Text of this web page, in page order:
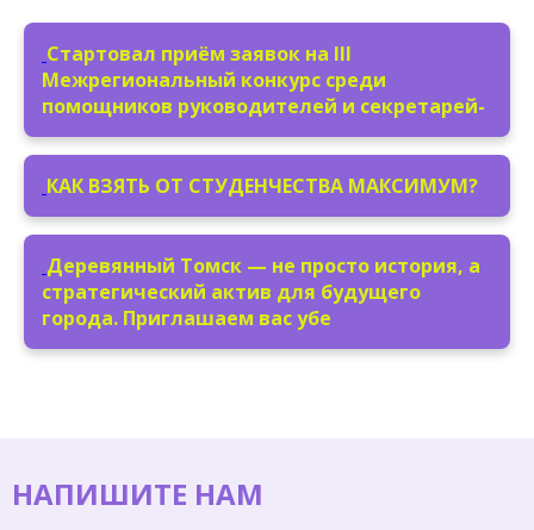
Стартовал приём заявок на III
Межрегиональный конкурс среди
помощников руководителей и секретарей-
КАК ВЗЯТЬ ОТ СТУДЕНЧЕСТВА МАКСИМУМ?
Деревянный Томск — не просто история, а
стратегический актив для будущего
города. Приглашаем вас убе
НАПИШИТЕ НАМ